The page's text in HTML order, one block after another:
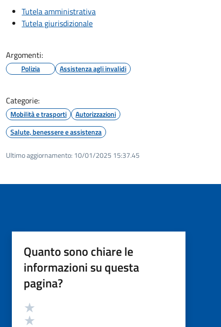
Tutela amministrativa
Tutela giurisdizionale
Argomenti:
Polizia Assistenza agli invalidi
Categorie:
Mobilità e trasporti
Autorizzazioni
Salute, benessere e assistenza
Ultimo aggiornamento: 10/01/2025 15:37.45
Quanto sono chiare le
informazioni su questa
pagina?
Valutazione